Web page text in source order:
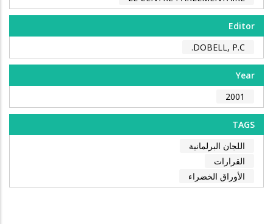
Editor
DOBELL, P.C.
Year
2001
TAGS
اللجان البرلمانية
القرارات
الأوراق الخضراء